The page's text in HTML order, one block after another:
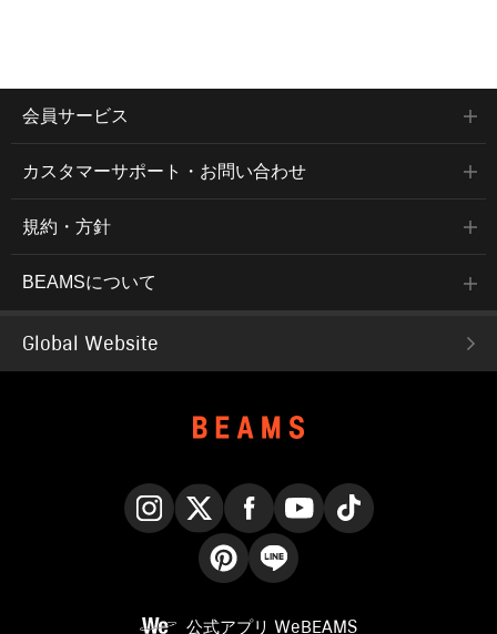
会員サービス
カスタマーサポート・お問い合わせ
規約・方針
BEAMSについて
Global Website
公式アプリ WeBEAMS